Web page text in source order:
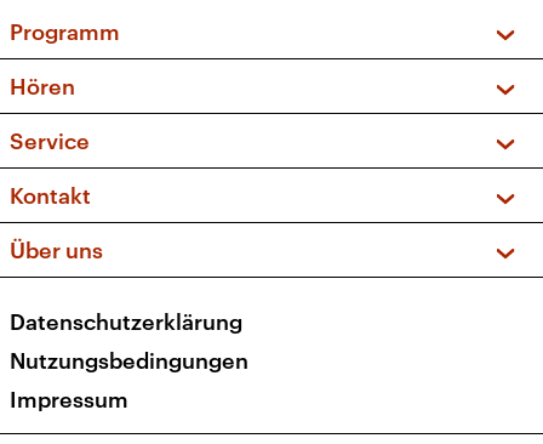
Programm
Sendungen und Podcasts
Musikliste
Kakadu – Das Kinderprogramm
Hören
Frequenzen (UKW + DAB+)
Service
FAQ
Apps
Newsletter
Veranstaltungen
Kontakt
Social Media
Über uns
Presse
Karriere
Transparenz
Datenschutzerklärung
Nutzungsbedingungen
Impressum